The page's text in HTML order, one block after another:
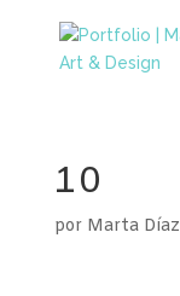
10
por Marta Díaz